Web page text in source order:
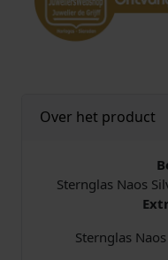
Over het product
Sternglas Naos
Sternglas